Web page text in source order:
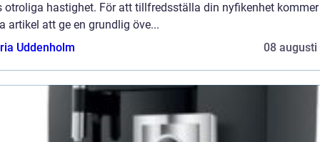
otroliga hastighet. För att tillfredsställa din nyfikenhet kommer
artikel att ge en grundlig öve...
Uddenholm
08 augusti